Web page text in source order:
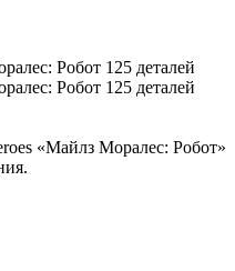
«Майлз Моралес: Робот»